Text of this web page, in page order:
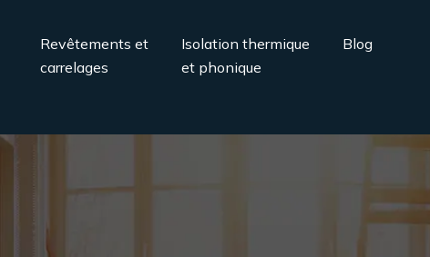
Revêtements et
carrelages
Isolation thermique
et phonique
Blog